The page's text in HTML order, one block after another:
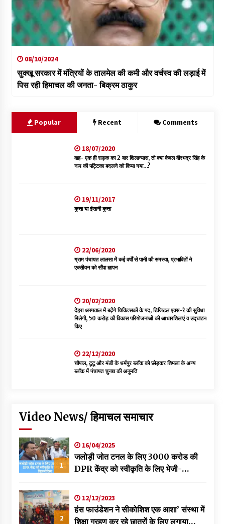
08/10/2024
सुक्खू सरकार में मंत्रियों के तालमेल की कमी और वर्चस्व की लड़ाई में
पिस रही हिमाचल की जनता- बिक्रम ठाकुर
Popular Recent Comments
18/07/2020
वाह- एक ही सड़क का 2 बार शिलान्यास, तो क्या केवल वीरभद्र सिंह के
नाम की पट्टिका बदलने को किया गया…?
19/11/2017
कुत्ता या इंसानी कुत्ता
22/06/2020
ग्राम पंचायत लालसा में कई वर्षों से पानी की समस्या, प्रभावितों ने
एक्सीयन को सौंपा ज्ञापन
20/02/2020
देहरा अस्पताल में बढ़ेंगे चिकित्सकों के पद, डिजिटल एक्स-रे की सुविधा
मिलेगी, 50 करोड़ की विकास परियोजनाओं की आधारशिलाएं व उद्घाटन
किए
22/12/2020
चौपाल, टूटू और मंडी के धर्मपुर ब्लॉक को छोड़कर शिमला के अन्य
ब्लॉक में पंचायत चुनाव की अनुमति
Video News/ हिमाचल समाचार
1
16/04/2025
जलोड़ी जोत टनल के लिए 3000 करोड की
DPR केंद्र को स्वीकृति के लिए भेजी-
2
12/12/2023
हंस फाउंडेशन ने सीकोशिश एक आशा’ संस्था में
शिक्षा ग्रहण कर रहे छात्रों के लिए लगाया